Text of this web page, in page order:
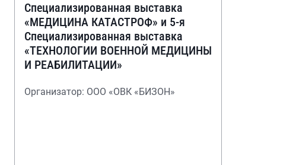
Специализированная выставка
«МЕДИЦИНА КАТАСТРОФ» и 5-я
Специализированная выставка
«ТЕХНОЛОГИИ ВОЕННОЙ МЕДИЦИНЫ
И РЕАБИЛИТАЦИИ»
Организатор: ООО «ОВК «БИЗОН»